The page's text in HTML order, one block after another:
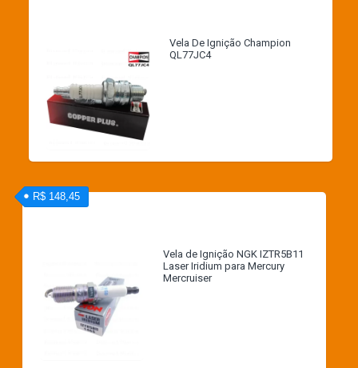
Vela De Ignição Champion
QL77JC4
Vela de Ignição NGK IZTR5B11
Laser Iridium para Mercury
Mercruiser
R$ 148,45